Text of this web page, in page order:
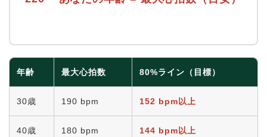
年齢 最大心拍数 80%ライン（目標）
30歳 190 bpm 152 bpm以上
40歳 180 bpm 144 bpm以上